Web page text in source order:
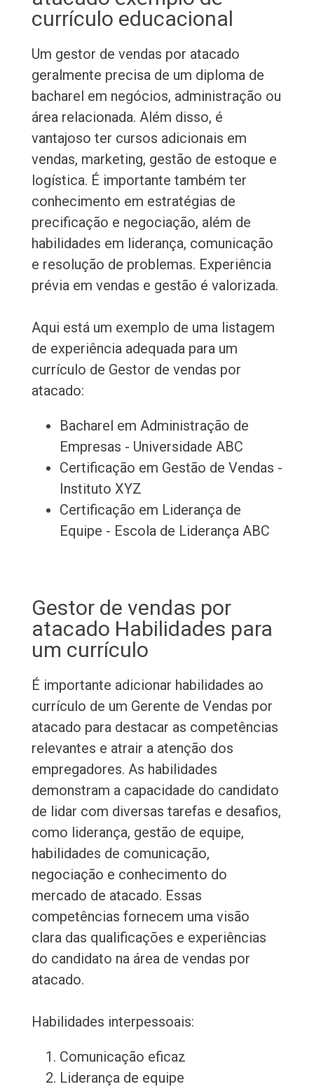
currículo educacional
Um gestor de vendas por atacado
geralmente precisa de um diploma de
bacharel em negócios, administração ou
área relacionada. Além disso, é
vantajoso ter cursos adicionais em
vendas, marketing, gestão de estoque e
logística. É importante também ter
conhecimento em estratégias de
precificação e negociação, além de
habilidades em liderança, comunicação
e resolução de problemas. Experiência
prévia em vendas e gestão é valorizada.
Aqui está um exemplo de uma listagem
de experiência adequada para um
currículo de Gestor de vendas por
atacado:
Bacharel em Administração de
Empresas - Universidade ABC
Certificação em Gestão de Vendas -
Instituto XYZ
Certificação em Liderança de
Equipe - Escola de Liderança ABC
Gestor de vendas por
atacado Habilidades para
um currículo
É importante adicionar habilidades ao
currículo de um Gerente de Vendas por
atacado para destacar as competências
relevantes e atrair a atenção dos
empregadores. As habilidades
demonstram a capacidade do candidato
de lidar com diversas tarefas e desafios,
como liderança, gestão de equipe,
habilidades de comunicação,
negociação e conhecimento do
mercado de atacado. Essas
competências fornecem uma visão
clara das qualificações e experiências
do candidato na área de vendas por
atacado.
Habilidades interpessoais:
Comunicação eficaz
Liderança de equipe